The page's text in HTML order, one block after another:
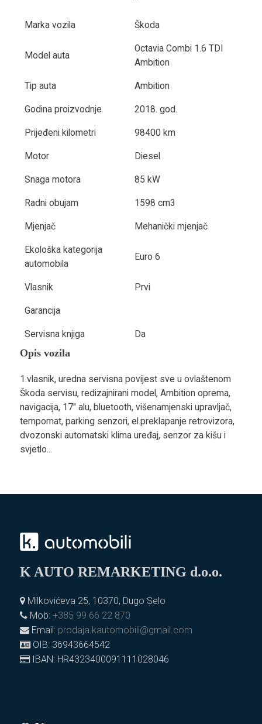
Marka vozila Škoda
Model auta
Octavia Combi 1.6 TDI
Ambition
Tip auta Ambition
Godina proizvodnje 2018. god.
Prijeđeni kilometri 98400 km
Motor Diesel
Snaga motora 85 kW
Radni obujam 1598 cm3
Mjenjač Mehanički mjenjač
Ekološka kategorija
automobila
Euro 6
Vlasnik Prvi
Garancija
Servisna knjiga Da
Opis vozila
1.vlasnik, uredna servisna povijest sve u ovlaštenom
Škoda servisu, redizajnirani model, Ambition oprema,
navigacija, 17" alu, bluetooth, višenamjenski upravljač,
tempomat, parking senzori, el.preklapanje retrovizora,
dvozonski automatski klima uređaj, senzor za kišu i
svjetlo...
K AUTO REMARKETING d.o.o.
Milkovićeva 25, 10370, Dugo Selo
Mob: +385 99 66 22 870
Email: prodaja.kautomobili@gmail.com
OIB: 36943664542
IBAN: HR4323400091111028046